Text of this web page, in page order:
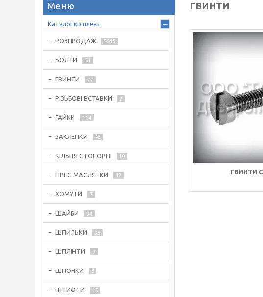
ГВИНТИ
ГВИНТИ
Каталог кріплень
РОЗПРОДАЖ 5645
БОЛТИ 51
ГВИНТИ 77
РІЗЬБОВІ ВСТАВКИ 2
ГАЙКИ 114
ЗАКЛЕПКИ 42
КІЛЬЦЯ СТОПОРНІ 10
ПРЕС-МАСЛЯНКИ 12
ХОМУТИ 7
ШАЙБИ 94
ШПИЛЬКИ 36
ШПЛІНТИ 7
ШПОНКИ 5
ШТИФТИ 15